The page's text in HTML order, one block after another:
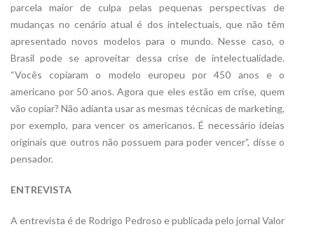
parcela maior de culpa pelas pequenas perspectivas de
mudanças no cenário atual é dos intelectuais, que não têm
apresentado novos modelos para o mundo. Nesse caso, o
Brasil pode se aproveitar dessa crise de intelectualidade.
“Vocês copiaram o modelo europeu por 450 anos e o
americano por 50 anos. Agora que eles estão em crise, quem
vão copiar? Não adianta usar as mesmas técnicas de marketing,
por exemplo, para vencer os americanos. É necessário ideias
originais que outros não possuem para poder vencer”, disse o
pensador.
ENTREVISTA
A entrevista é de Rodrigo Pedroso e publicada pelo jornal Valor